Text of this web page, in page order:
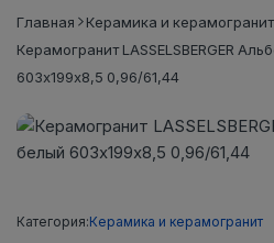
Главная
Керамика и керамогранит
Керамогранит LASSELSBERGER
603х199х8,5 0,96/61,44
Категория:Керамика и керамогранит